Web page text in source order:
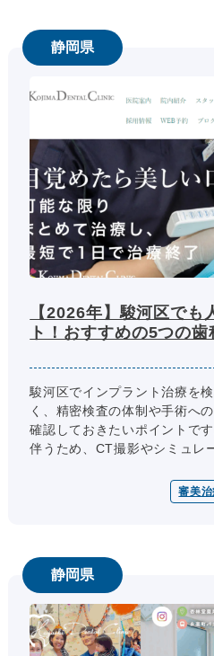
静岡県
【2026年】駿河区で
ト！おすすめの5つの
駿河区でインプラント治療を
く、精密検査の体制や手術へ
確認しておきたいポイントで
伴うため、CT撮影やシミュレ
審美治
静岡県